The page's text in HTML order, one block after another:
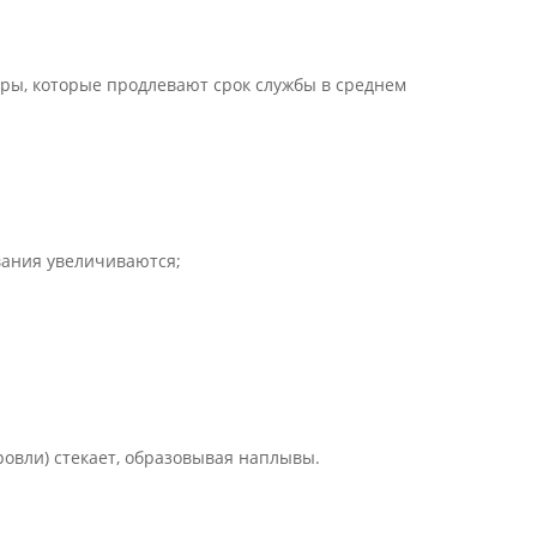
которые продлевают срок службы в среднем
увеличиваются;
стекает, образовывая наплывы.